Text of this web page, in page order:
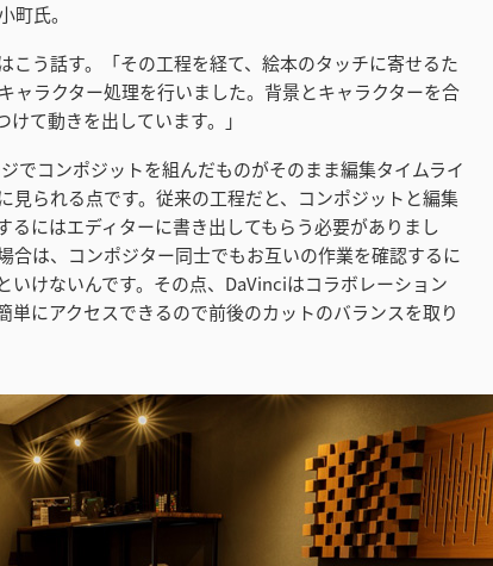
町氏。
こう話す。「その工程を経て、絵本のタッチに寄せるた
ャラクター処理を行いました。背景とキャラクターを合
て動きを出しています。」
でコンポジットを組んだものがそのまま編集タイムライ
見られる点です。従来の工程だと、コンポジットと編集
るにはエディターに書き出してもらう必要がありまし
合は、コンポジター同士でもお互いの作業を確認するに
いけないんです。その点、DaVinciはコラボレーション
にアクセスできるので前後のカットのバランスを取り